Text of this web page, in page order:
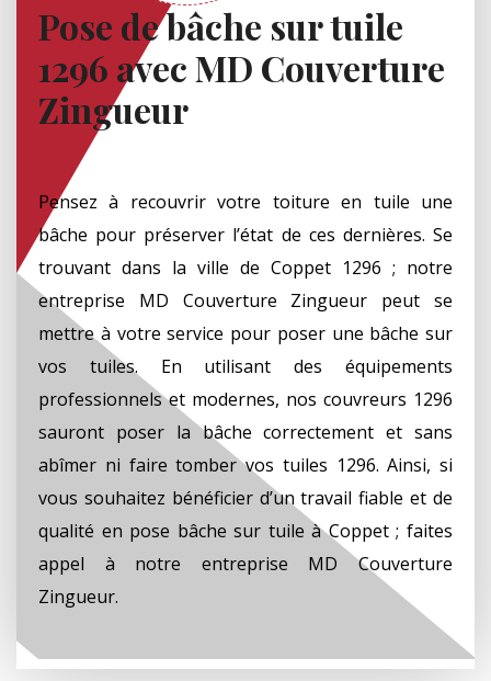
Pose de bâche sur tuile
1296 avec MD Couverture
Zingueur
Pensez à recouvrir votre toiture en tuile une
bâche pour préserver l’état de ces dernières. Se
trouvant dans la ville de Coppet 1296 ; notre
entreprise MD Couverture Zingueur peut se
mettre à votre service pour poser une bâche sur
vos tuiles. En utilisant des équipements
professionnels et modernes, nos couvreurs 1296
sauront poser la bâche correctement et sans
abîmer ni faire tomber vos tuiles 1296. Ainsi, si
vous souhaitez bénéficier d’un travail fiable et de
qualité en pose bâche sur tuile à Coppet ; faites
appel à notre entreprise MD Couverture
Zingueur.